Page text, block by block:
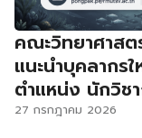
คณะวิทยาศาสต
แนะนำบุคลาก
ตำแหน่ง นักวิช
27 กรกฎาคม 2026